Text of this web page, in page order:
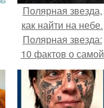
Полярная звезда,
как найти на небе.
Полярная звезда:
10 фактов о самой
известной звезде
ночного неба.